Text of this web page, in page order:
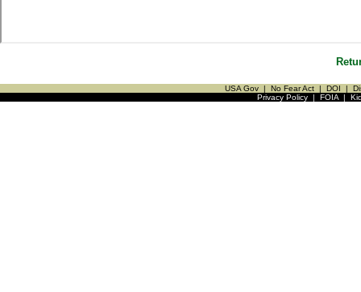
USA Gov | No Fear Act | DOI |
Privacy Policy| FOIA|